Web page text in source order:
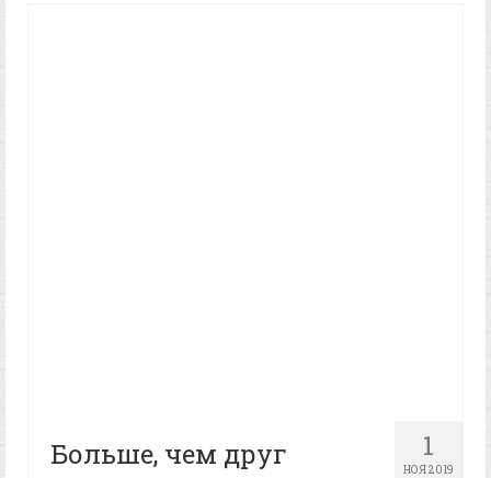
1
НОЯ 2019
Больше, чем друг